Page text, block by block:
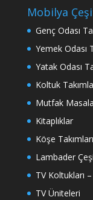
Mobilya
Genç Odası
Yemek Odası
Yatak Odası
Koltuk
Mutfak
Kitaplıklar
Köşe Takımları
Lambader
TV Koltukları
TV Üniteleri